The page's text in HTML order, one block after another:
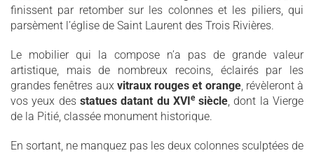
finissent par retomber sur les colonnes et les piliers, qui
parsèment l’église de Saint Laurent des Trois Rivières.
Le mobilier qui la compose n’a pas de grande valeur
artistique, mais de nombreux recoins, éclairés par les
grandes fenêtres aux vitraux rouges et orange, révèleront à
vos yeux des statues datant du XVIesiècle, dont la Vierge
de la Pitié, classée monument historique.
En sortant, ne manquez pas les deux colonnes sculptées de